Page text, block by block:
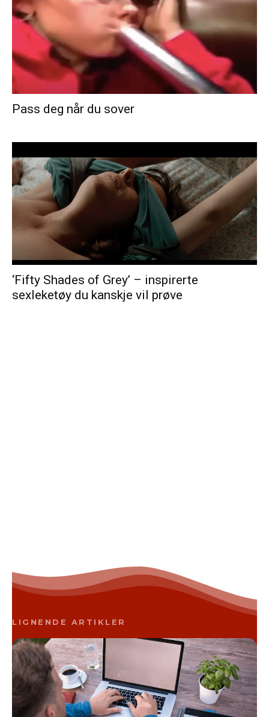
Pass deg når du sover
‘Fifty Shades of Grey’ – inspirerte
sexleketøy du kanskje vil prøve
LIGNENDE ARTIKLER